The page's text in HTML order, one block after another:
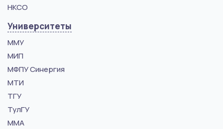
НКСО
Университеты
ММУ
МИП
МФПУ Синергия
МТИ
ТГУ
ТулГУ
ММА